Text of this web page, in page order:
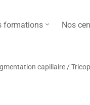
formations Nos
capillaire /